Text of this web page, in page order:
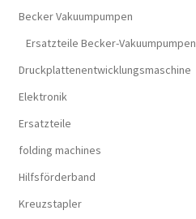
Becker Vakuumpumpen
Ersatzteile Becker-Vakuumpumpen
Druckplattenentwicklungsmaschine
Elektronik
Ersatzteile
folding machines
Hilfsförderband
Kreuzstapler